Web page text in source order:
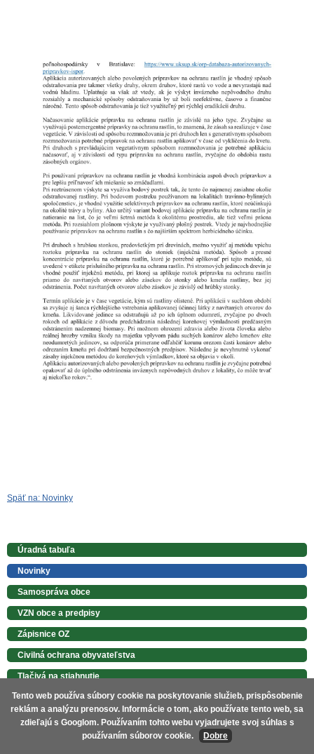
Späť na: Novinky
Úradná tabuľa
Novinky
Samospráva obce
VZN obce a predpisy
Zápisnice OZ
Civilná ochrana obyvateľstva
Tlačivá na stiahnutie
Ochrana osobných údajov
PHRSR obce
Komunitný plán obce
Tento web používa súbory cookie na poskytovanie služieb, prispôsobenie
reklám a analýzu prenosov. Informácie o tom, ako používate tento web, sa
zdieľajú s Googlom. Používaním tohto webu vyjadrujete svoj súhlas s
používaním súborov cookie.
Dobre